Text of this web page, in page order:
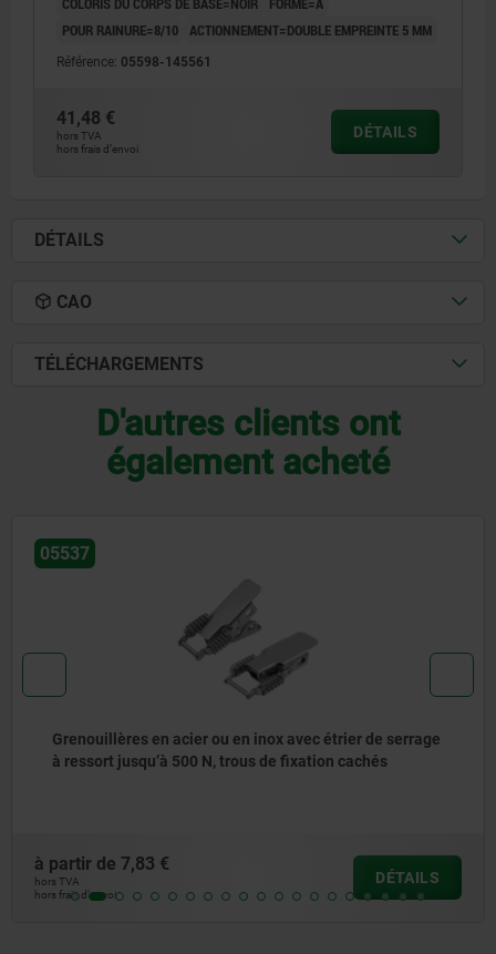
POUR RAINURE=8/10 ACTIONNEMENT=DOUBLE EMPREINTE 5 MM
Référence: 05598-145561
41,48 €
hors TVA
hors frais d’envoi
DÉTAILS
DÉTAILS
CAO
TÉLÉCHARGEMENTS
D'autres clients ont
également acheté
inox avec étrier de serrage
de fixation cachés
Grenouillères en inox
trous de fixation
à partir de
hors frais d’envoi